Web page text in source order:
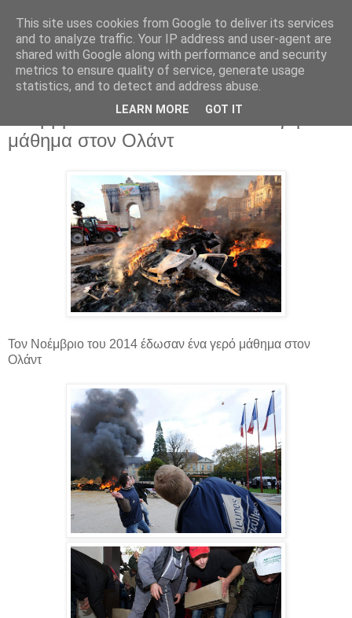
Parakato.gr
Όταν οργίζονται οι Γάλλοι αγρότες - Τον
Νοέμβριο του 2014 έδωσαν ένα γερό
μάθημα στον Ολάντ
Τον Νοέμβριο του 2014 έδωσαν ένα γερό μάθημα στον
Ολάντ
This site uses cookies from Google to deliver its services
and to analyze traffic. Your IP address and user-agent are
shared with Google along with performance and security
metrics to ensure quality of service, generate usage
statistics, and to detect and address abuse.
LEARN MORE GOT IT